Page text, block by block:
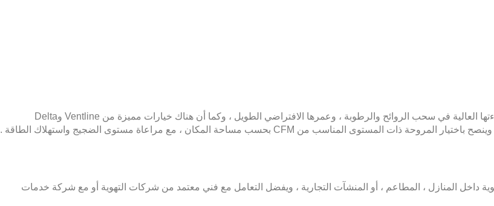
تعتبر مراوح Panasonic وKDK من أفضل مراوح الشفط في السعودية ، بفضل كفاءتها العالية في سحب الروائح والرطوبة ، وعمرها الافتراضي الطويل ، وكما أن هناك خيارات مميزة من Ventline وDelta
داخل المنازل ، المطاعم ، أو المنشآت التجارية ، ويفضل التعامل مع فني معتمد من شركات التهوية أو مع شركة خدمات